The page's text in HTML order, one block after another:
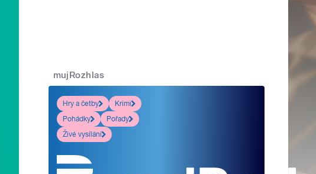
mujRozhlas
Hry a četby
Krimi
Pohádky
Pořady
Živé vysílání